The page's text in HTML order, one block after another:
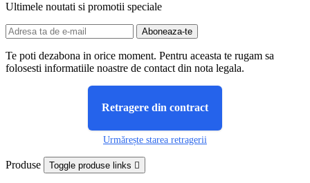
Ultimele noutati si promotii speciale
Te poti dezabona in orice moment. Pentru aceasta te rugam sa
folosesti informatiile noastre de contact din nota legala.
Retragere din contract
Urmărește starea retragerii
Produse Toggle produse links 